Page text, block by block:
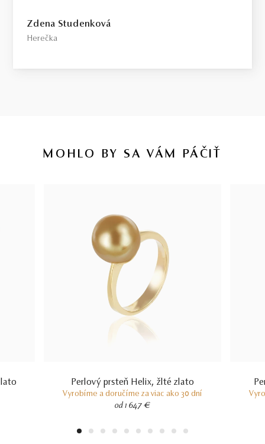
Zdena Studenková
Herečka
MOHLO BY SA VÁM PÁČIŤ
Perlový prsteň Helix, žlté zlato
Vyrobíme a doručíme za viac ako 30 dní
od 1 647 €
1 2 3 4 5 6 7 8 9 10